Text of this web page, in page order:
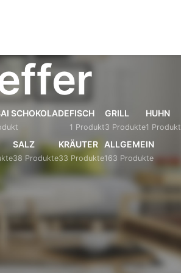
SCHOKOLADEFISCH
1 Produkt
GRILL
3 Produkte
HUHN
1 Produkt
SALZ
38 Produkte
KRÄUTER
33 Produkte
ALLGEMEIN
163 Produkte
Anzeigen 9 12 24